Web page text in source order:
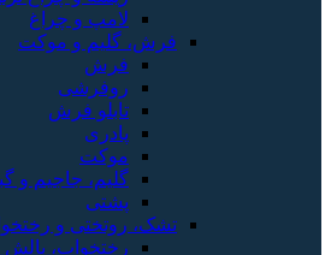
لامپ و چراغ
فرش، گلیم و موکت
فرش
روفرشی
تابلو فرش
پادری
موکت
گلیم، جاجیم و
پشتی
تشک، روتختی و
رختخواب، بالش